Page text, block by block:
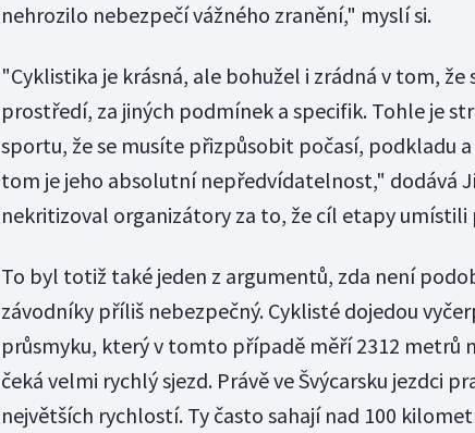
nehrozilo nebezpečí vážného zranění," myslí si.
"Cyklistika je krásná, ale bohužel i zrádná v tom, že
prostředí, za jiných podmínek a specifik. Tohle je
sportu, že se musíte přizpůsobit počasí, podkladu
tom je jeho absolutní nepředvídatelnost," dodává
nekritizoval organizátory za to, že cíl etapy
To byl totiž také jeden z argumentů, zda není
závodníky příliš nebezpečný. Cyklisté dojedou
průsmyku, který v tomto případě měří 2312 metrů
čeká velmi rychlý sjezd. Právě ve Švýcarsku jezdci
největších rychlostí. Ty často sahají nad 100